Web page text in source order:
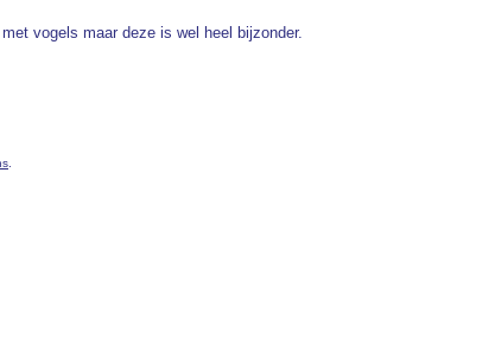
vogels maar deze is wel heel bijzonder.